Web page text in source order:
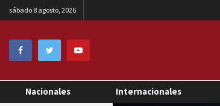
sábado 8 agosto, 2026
Nacionales Internacionales